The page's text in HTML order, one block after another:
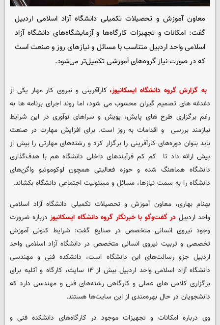
معاون آموزش و تحصیلات تکمیلی دانشگاه آزاد اسلامی اردبیل
گفت: امکانات و تجهیزات کارگاه‌ها و آزمایشگاه‌های دانشگاه آزاد
اسلامی واحد اردبیل متناسب با مسائل و نیازهای روز و صنعت است
که در صورت نیاز گروه‌های آموزشی تکمیل‌تر می‌شود.
به گزارش گروه دانشگاه ایسکانیوز، کارآفرینی و نیروی کار مهار یکی از
دغدغه های تصمیم گیران محسوب می شود، اما روند اجرای برنامه ها به
رغم برگزاری طرح های پایش، پویش و سراهای نوآوری در این شرایط
نیازمند بررسی و اقدامات به روز است. برای افزایش مهارت در صنعت
باید بتوان دوره‌های کارآفرینی را برگزار کرد و رشته‌های مهارتی را بیش از
پیش ارائه داد تا کم کم فرآیندهای داخلی دانشگاه هم با هدف‌گذاری
دانشگاه هماهنگ شده و حوزه فعالیتی همچون لوکوموتیو واگن‌های
دانشگاه را به سمت نیازها، مسائل و مسئولیت اجتماعی دانشگاه بکشاند.
بهنام بهاری، معاون آموزش و تحصیلات تکمیلی دانشگاه آزاد اسلامی
واحد اردبیل در گفت‌وگو با خبرنگار گروه دانشگاه ایسکانیوزدرباره ضرورت
وجود نیروی انسانی متخصص در صنایع گفت: شرایط کنونی آموزش
تخصصی و تربیت نیروی انسانی متخصص در دانشگاه آزاد اسلامی واحد
اردبیل جزو رسالت‌های این دانشگاه است، دانشکده فنی و مهندسی
دانشگاه آزاد اسلامی واحد اردبیل بیش از ۱۴ سایت، کارگاه و آتلیه برای
برگزاری کلاس های عملی و کارگاهی رشته‌های فنی و مهندسی دارد که
دانشجویان در حال بهره‌مندی از این سایت‌ها هستند.
وی درباره امکانات و تجهیزات موجود در کارگاه‌های دانشکده فنی و